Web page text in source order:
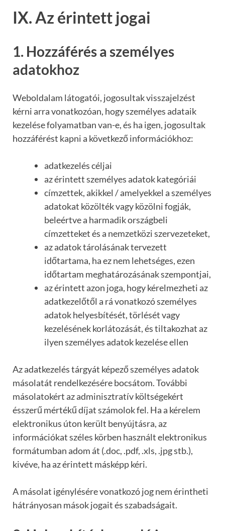
IX. Az érintett jogai
1. Hozzáférés a személyes
adatokhoz
Weboldalam látogatói, jogosultak visszajelzést
kérni arra vonatkozóan, hogy személyes adataik
kezelése folyamatban van-e, és ha igen, jogosultak
hozzáférést kapni a következő információkhoz:
adatkezelés céljai
az érintett személyes adatok kategóriái
címzettek, akikkel / amelyekkel a személyes
adatokat közölték vagy közölni fogják,
beleértve a harmadik országbeli
címzetteket és a nemzetközi szervezeteket,
az adatok tárolásának tervezett
időtartama, ha ez nem lehetséges, ezen
időtartam meghatározásának szempontjai,
az érintett azon joga, hogy kérelmezheti az
adatkezelőtől a rá vonatkozó személyes
adatok helyesbítését, törlését vagy
kezelésének korlátozását, és tiltakozhat az
ilyen személyes adatok kezelése ellen
Az adatkezelés tárgyát képező személyes adatok
másolatát rendelkezésére bocsátom. További
másolatokért az adminisztratív költségekért
ésszerű mértékű díjat számolok fel. Ha a kérelem
elektronikus úton került benyújtásra, az
információkat széles körben használt elektronikus
formátumban adom át (.doc, .pdf, .xls, .jpg stb.),
kivéve, ha az érintett másképp kéri.
A másolat igénylésére vonatkozó jog nem érintheti
hátrányosan mások jogait és szabadságait.